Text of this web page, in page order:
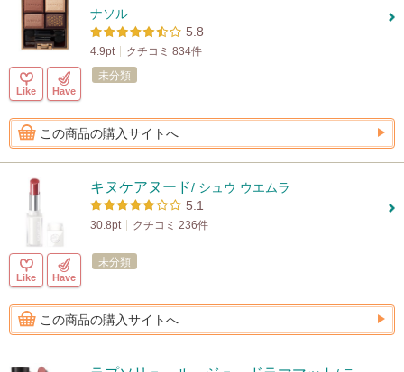
ナソル
5.8
4.9pt クチコミ 834件
Like Have
未分類
この商品の購入サイトへ
キヌケアヌード/ シュウ ウエムラ
5.1
30.8pt クチコミ 236件
Like Have
未分類
この商品の購入サイトへ